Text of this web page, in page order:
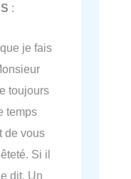
:
je fais
toujours
temps
de vous
Si il
dit. Un